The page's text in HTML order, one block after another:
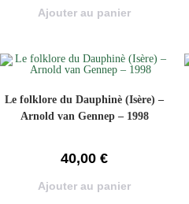
Ajouter au panier
Le folklore du Dauphinè (Isère) –
Arnold van Gennep – 1998
40,00 €
Ajouter au panier